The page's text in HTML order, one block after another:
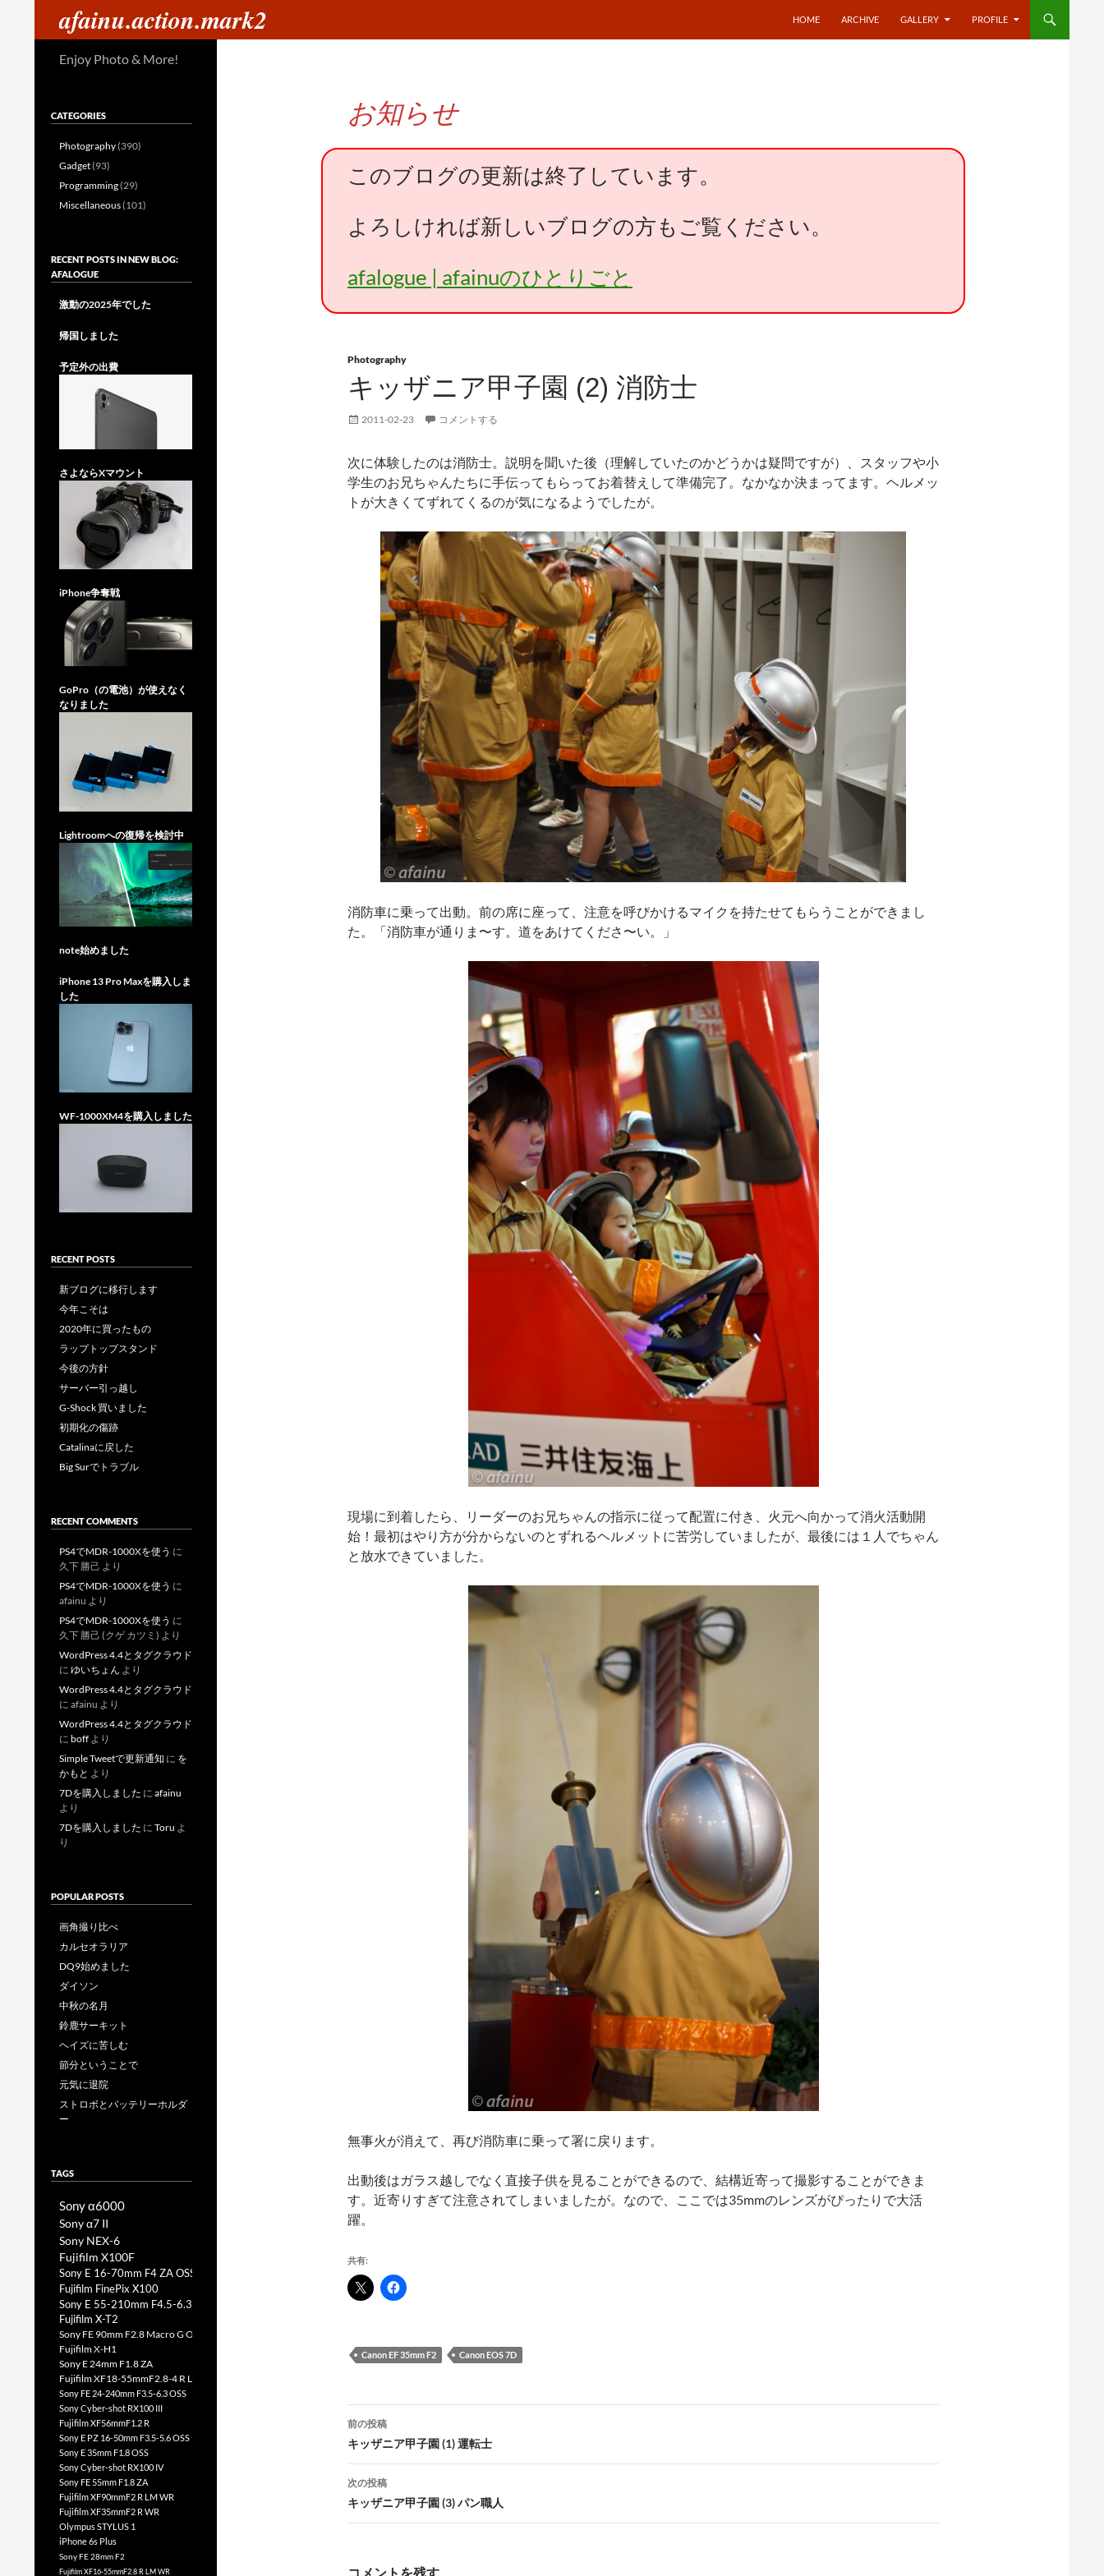
afainu.action.mark2 HOME ARCHIVE GALLERY PROFILE
お知らせ
このブログの更新は終了しています。
よろしければ新しいブログの方もご覧ください。
afalogue | afainuのひとりごと
Photography
キッザニア甲子園 (2) 消防士
2011-02-23 コメントする
次に体験したのは消防士。説明を聞いた後（理解していたのかどうかは疑問ですが）、スタッフや小
学生のお兄ちゃんたちに手伝ってもらってお着替えして準備完了。なかなか決まってます。ヘルメッ
トが大きくてずれてくるのが気になるようでしたが。
消防車に乗って出動。前の席に座って、注意を呼びかけるマイクを持たせてもらうことができまし
た。「消防車が通りま〜す。道をあけてくださ〜い。」
現場に到着したら、リーダーのお兄ちゃんの指示に従って配置に付き、火元へ向かって消火活動開
始！最初はやり方が分からないのとずれるヘルメットに苦労していましたが、最後には１人でちゃん
と放水できていました。
無事火が消えて、再び消防車に乗って署に戻ります。
出動後はガラス越しでなく直接子供を見ることができるので、結構近寄って撮影することができま
す。近寄りすぎて注意されてしまいましたが。なので、ここでは35mmのレンズがぴったりで大活
躍。
共有:
Canon EF 35mm F2 Canon EOS 7D
投
稿
ナ
ビ
ゲ
前の投稿
キッザニア甲子園 (1) 運転士
次の投稿
キッザニア甲子園 (3) パン職人
コメントを残す
Enjoy Photo & More!
CATEGORIES
Photography(390)
Gadget(93)
Programming(29)
Miscellaneous(101)
RECENT POSTS IN NEW BLOG:
AFALOGUE
激動の2025年でした
帰国しました
予定外の出費
さよならXマウント
iPhone争奪戦
GoPro（の電池）が使えなく
なりました
Lightroomへの復帰を検討中
note始めました
iPhone 13 Pro Maxを購入しま
した
WF-1000XM4を購入しました
RECENT POSTS
新ブログに移行します
今年こそは
2020年に買ったもの
ラップトップスタンド
今後の方針
サーバー引っ越し
G-Shock 買いました
初期化の傷跡
Catalinaに戻した
Big Surでトラブル
RECENT COMMENTS
PS4でMDR-1000Xを使う に
久下 勝己 より
PS4でMDR-1000Xを使う に
afainu より
PS4でMDR-1000Xを使う に
久下 勝己 (クゲ カツミ) より
WordPress 4.4とタグクラウド
に ゆいちょん より
WordPress 4.4とタグクラウド
に afainu より
WordPress 4.4とタグクラウド
に boff より
Simple Tweetで更新通知 に を
かもと より
7Dを購入しました に afainu
より
7Dを購入しました に Toru よ
り
POPULAR POSTS
画角撮り比べ
カルセオラリア
DQ9始めました
ダイソン
中秋の名月
鈴鹿サーキット
ヘイズに苦しむ
節分ということで
元気に退院
ストロボとバッテリーホルダ
ー
TAGS
Sony α6000
Sony α7 II
Sony NEX-6
Fujifilm X100F
Sony E 16-70mm F4 ZA OSS
Fujifilm FinePix X100
Sony E 55-210mm F4.5-6.3 OSS
Fujifilm X-T2
Sony FE 90mm F2.8 Macro G OSS
Fujifilm X-H1
Sony E 24mm F1.8 ZA
Fujifilm XF18-55mmF2.8-4 R LM OIS
Sony FE 24-240mm F3.5-6.3 OSS
Sony Cyber-shot RX100 III
Fujifilm XF56mmF1.2 R
Sony E PZ 16-50mm F3.5-5.6 OSS
Sony E 35mm F1.8 OSS
Sony Cyber-shot RX100 IV
Sony FE 55mm F1.8 ZA
Fujifilm XF90mmF2 R LM WR
Fujifilm XF35mmF2 R WR
Olympus STYLUS 1
iPhone 6s Plus
Sony FE 28mm F2
Fujifilm XF16-55mmF2.8 R LM WR